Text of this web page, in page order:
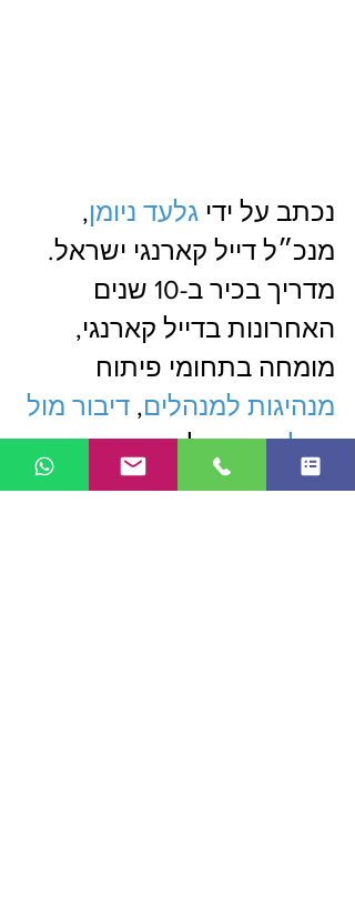
נכתב על ידי גלעד ניומן,
מנכ״ל דייל קארנגי ישראל.
מדריך בכיר ב-10 שנים
האחרונות בדייל קארנגי,
מומחה בתחומי פיתוח
מנהיגות למנהלים, דיבור מול
קהל, שירות לקוחות ומכירות
ותקשורת בין אישית.